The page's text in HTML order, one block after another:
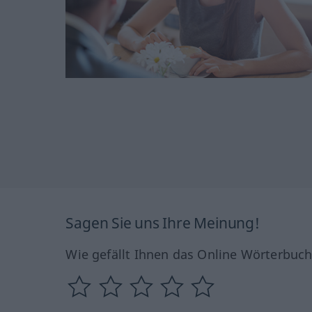
Sagen Sie uns Ihre Meinung!
Wie gefällt Ihnen das Online